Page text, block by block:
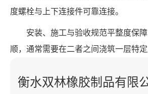
度螺栓与上下连接件可靠连接。
安装、施工与验收规范平整度保
顺，通常需要在二者之间浇筑一层特
衡水双林橡胶制品有限